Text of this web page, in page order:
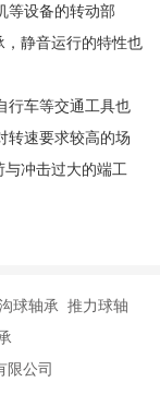
等设备的转动部
静音运行的特性也
行车等交通工具也
转速要求较高的场
冲击过大的端工
球轴承 推力球轴
限公司